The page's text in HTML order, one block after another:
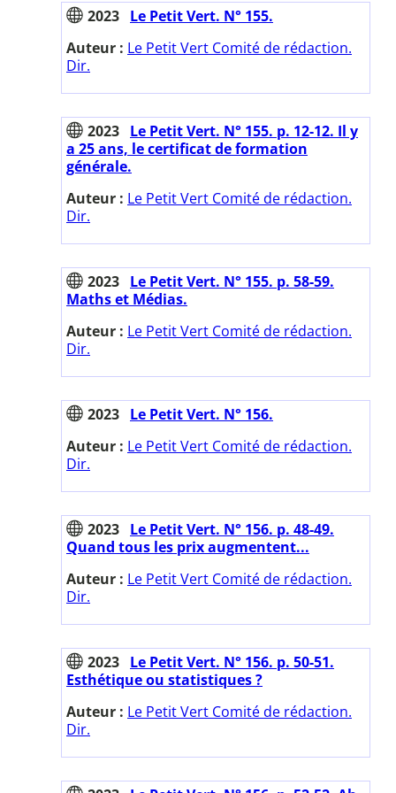
2023 Le Petit Vert. N° 155.
Auteur : Le Petit Vert Comité de rédaction.
Dir.
2023 Le Petit Vert. N° 155. p. 12-12. Il y
a 25 ans, le certificat de formation
générale.
Auteur : Le Petit Vert Comité de rédaction.
Dir.
2023 Le Petit Vert. N° 155. p. 58-59.
Maths et Médias.
Auteur : Le Petit Vert Comité de rédaction.
Dir.
2023 Le Petit Vert. N° 156.
Auteur : Le Petit Vert Comité de rédaction.
Dir.
2023 Le Petit Vert. N° 156. p. 48-49.
Quand tous les prix augmentent...
Auteur : Le Petit Vert Comité de rédaction.
Dir.
2023 Le Petit Vert. N° 156. p. 50-51.
Esthétique ou statistiques ?
Auteur : Le Petit Vert Comité de rédaction.
Dir.